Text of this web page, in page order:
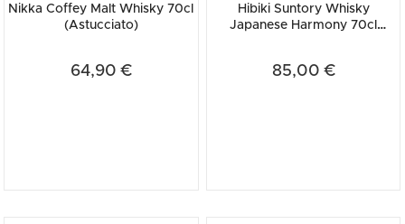
Nikka Coffey Malt Whisky 70cl
(Astucciato)
64,90 €
Hibiki Suntory Whisky
Japanese Harmony 70cl
85,00 €